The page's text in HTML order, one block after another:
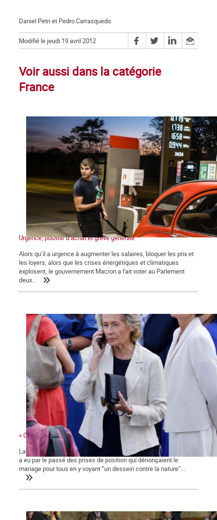
Daniel Petri et Pedro Carrasquedo
Modifié le jeudi 19 avril 2012
Voir aussi dans la catégorie
France
Urgence, pouvoir d’achat et grève générale
Alors qu’il a urgence à augmenter les salaires, bloquer les prix et
les loyers, alors que les crises énergétiques et climatiques
explosent, le gouvernement Macron a fait voter au Parlement
deux...
« Ces gens-là »
La ministre des collectivités territoriales, issue des Républicains,
a eu par le passé des prises de position qui dénonçaient le
mariage pour tous en y voyant “un dessein contre la nature”....